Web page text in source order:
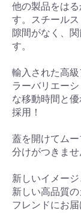
他の製品をは
す。スチールス
隙間がなく、
す。
輸入された高
ラーバリエー
な移動時間と
採用！
蓋を開けてム
分けがつきませ
新しいイメージ
新しい高品質
フレンドにお届